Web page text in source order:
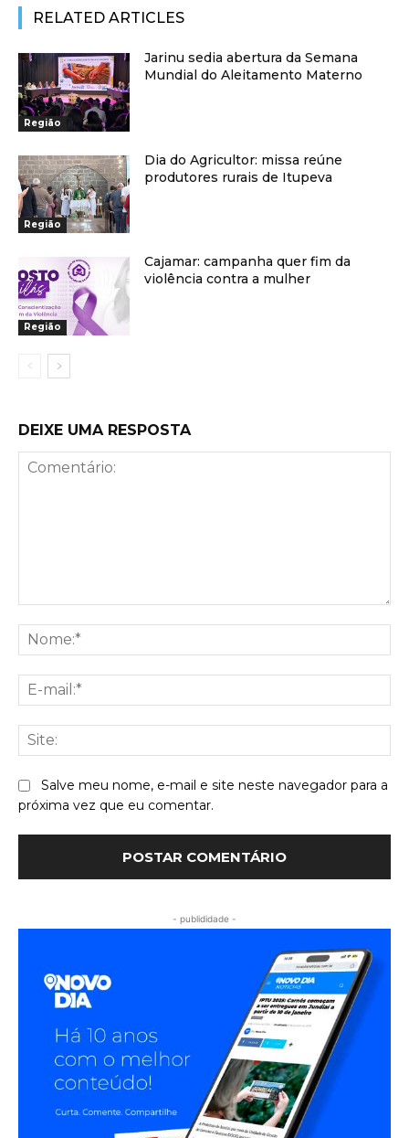
RELATED ARTICLES
Região
Jarinu sedia abertura da Semana
Mundial do Aleitamento Materno
Região
Dia do Agricultor: missa reúne
produtores rurais de Itupeva
Região
Cajamar: campanha quer fim da
violência contra a mulher
DEIXE UMA RESPOSTA
Salve meu nome, e-mail e site neste navegador para a
próxima vez que eu comentar.
- publididade -